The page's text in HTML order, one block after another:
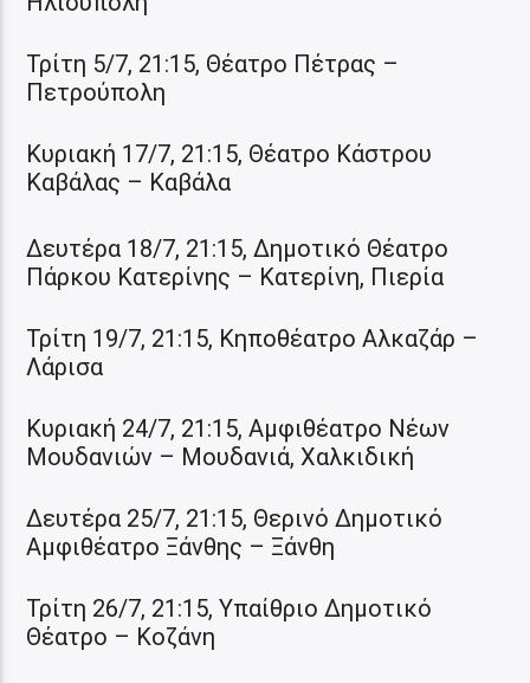
Τρίτη 5/7, 21:15, Θέατρο Πέτρας –
Πετρούπολη
Κυριακή 17/7, 21:15, Θέατρο Κάστρου
Καβάλας – Καβάλα
Δευτέρα 18/7, 21:15, Δημοτικό Θέατρο
Πάρκου Κατερίνης – Κατερίνη, Πιερία
Τρίτη 19/7, 21:15, Κηποθέατρο Αλκαζάρ –
Λάρισα
Κυριακή 24/7, 21:15, Αμφιθέατρο Νέων
Μουδανιών – Μουδανιά, Χαλκιδική
Δευτέρα 25/7, 21:15, Θερινό Δημοτικό
Αμφιθέατρο Ξάνθης – Ξάνθη
Τρίτη 26/7, 21:15, Υπαίθριο Δημοτικό
Θέατρο – Κοζάνη